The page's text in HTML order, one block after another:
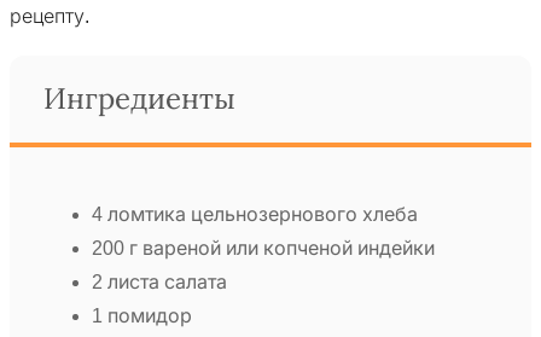
рецепту.
Ингредиенты
4 ломтика цельнозернового хлеба
200 г вареной или копченой индейки
2 листа салата
1 помидор